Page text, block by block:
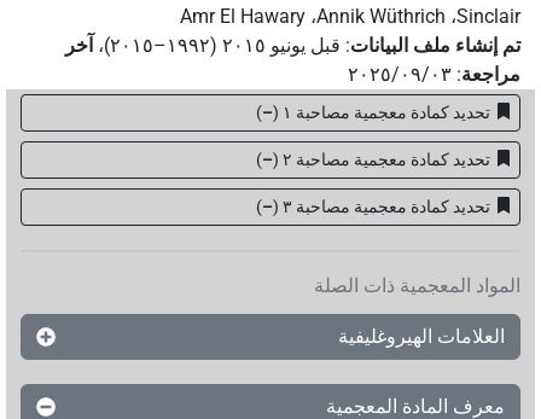
Sinclair، Annik Wüthrich، Amr El Hawary
تم إنشاء ملف البيانات: قبل يونيو ۲۰۱٥ (۱۹۹۲–۲۰۱٥) ، آخر
مراجعة: ٢٠٢٥/٠٩/٠٣
تحديد كمادة معجمية مصاحبة ١ –
)
تحديد كمادة معجمية مصاحبة ٢ –
)
تحديد كمادة معجمية مصاحبة ۳ –
)
المواد المعجمية ذات الصلة
العلامات الهيروغليفية
معرف المادة المعجمية